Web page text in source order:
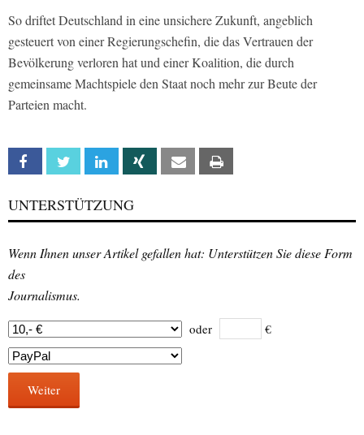
So driftet Deutschland in eine unsichere Zukunft, angeblich
gesteuert von einer Regierungschefin, die das Vertrauen der
Bevölkerung verloren hat und einer Koalition, die durch
gemeinsame Machtspiele den Staat noch mehr zur Beute der
Parteien macht.
Facebook Twitter Linkedin Xing Email
UNTERSTÜTZUNG
Wenn Ihnen unser Artikel gefallen hat: Unterstützen Sie diese Form
des
Journalismus.
oder €
Weiter